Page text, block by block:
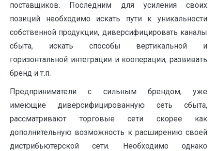
поставщиков. Последним для усиления своих
позиций необходимо искать пути к уникальности
собственной продукции, диверсифицировать каналы
сбыта, искать способы вертикальной и
горизонтальной интеграции и кооперации, развивать
бренд и т.п.
Предприниматели с сильным брендом, уже
имеющие диверсифицированную сеть сбыта,
рассматривают торговые сети скорее как
дополнительную возможность к расширению своей
дистрибьютерской сети. Необходимо однако